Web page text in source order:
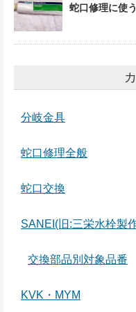
蛇口修理に使
分岐金具
蛇口修理全般
蛇口交換
SANEI(旧:三栄水栓製
交換部品別対象品番
KVK・MYM